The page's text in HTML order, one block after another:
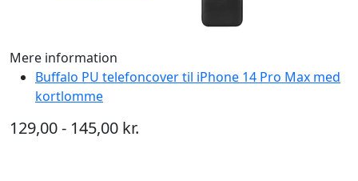
Mere information
Buffalo PU telefoncover til iPhone 14 Pro Max med
kortlomme
129,00 - 145,00 kr.